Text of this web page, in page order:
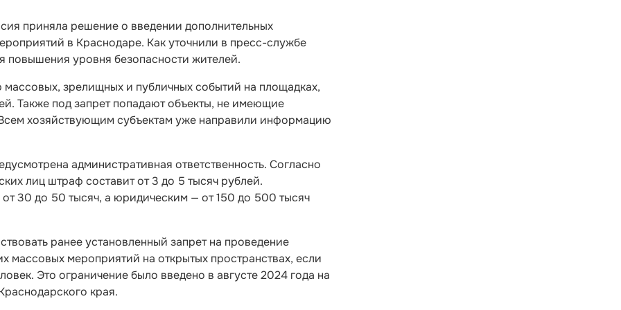
приняла решение о введении дополнительных
в Краснодаре. Как уточнили в пресс-службе
повышения уровня безопасности жителей.
зрелищных и публичных событий на площадках,
Также под запрет попадают объекты, не имеющие
хозяйствующим субъектам уже направили информацию
административная ответственность. Согласно
лиц штраф составит от 3 до 5 тысяч рублей.
30 до 50 тысяч, а юридическим — от 150 до 500 тысяч
ранее установленный запрет на проведение
массовых мероприятий на открытых пространствах, если
Это ограничение было введено в августе 2024 года на
края.